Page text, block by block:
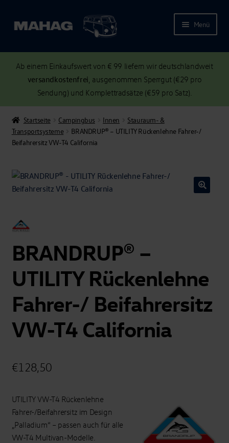
Menü
Ab einem Einkaufswert von € 99 liefern wir deutschlandweit
versandkostenfrei , ausgenommen Sperrgut (€29 pro
Sendung) und Komplettradsätze (€59 pro Satz).
Startseite Campingbus Innen
Stauraum- &
Transportsysteme
BRANDRUP® – UTILITY Rückenlehne Fahrer-/
Beifahrersitz VW-T4 California
BRANDRUP® –
UTILITY Rückenlehne
Fahrer-/ Beifahrersitz
VW-T4 California
€128,50
UTILITY VW-T4 Rückenlehne
Fahrer-/Beifahrersitz im Design
„Palladium“ – passen auch für alle
VW-T4 Multivan-Modelle.